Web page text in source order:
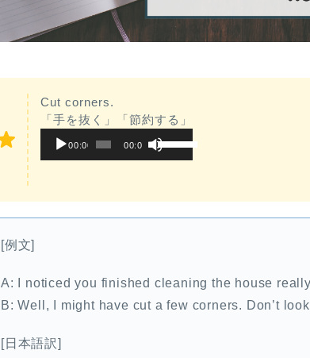
Cut corners.
「手を抜く」「節約する」
声
レ
00:00 00:00
ボ
リ
ー
に
は
[例文]
A: I noticed you finished cleaning the house
B: Well, I might have cut a few corners. Don’t
[日本語訳]